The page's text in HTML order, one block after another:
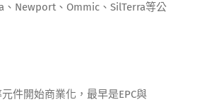
、Newport、Ommic、SilTerra等公
件開始商業化，最早是EPC與